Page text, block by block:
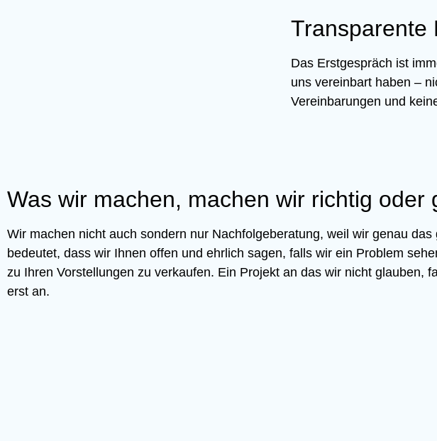
Transparente
Das Erstgespräch ist
uns vereinbart haben –
Vereinbarungen und
Was wir machen, machen wir richtig oder
Wir machen nicht auch sondern nur Nachfolgeberatung, weil wir genau das
bedeutet, dass wir Ihnen offen und ehrlich sagen, falls wir ein Problem
zu Ihren Vorstellungen zu verkaufen. Ein Projekt an das wir nicht glauben,
erst an.